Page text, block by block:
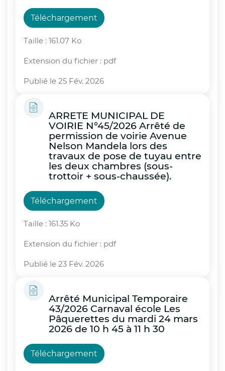
Téléchargement
Taille : 161.07 Ko
Extension du fichier : pdf
Publié le 25 Fév. 2026
ARRETE MUNICIPAL DE
VOIRIE N°45/2026 Arrêté de
permission de voirie Avenue
Nelson Mandela lors des
travaux de pose de tuyau entre
les deux chambres (sous-
trottoir + sous-chaussée).
Téléchargement
Taille : 161.35 Ko
Extension du fichier : pdf
Publié le 23 Fév. 2026
Arrêté Municipal Temporaire
43/2026 Carnaval école Les
Pâquerettes du mardi 24 mars
2026 de 10 h 45 à 11 h 30
Téléchargement